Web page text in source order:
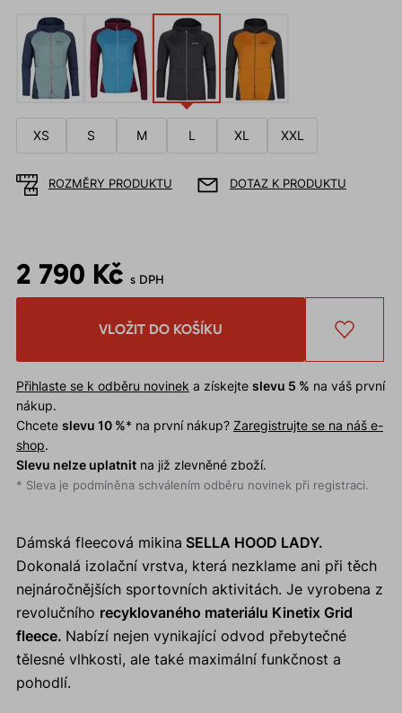
XS S M L XL XXL
ROZMĚRY PRODUKTU DOTAZ K PRODUKTU
2 790 Kč s DPH
VLOŽIT DO KOŠÍKU
Přihlaste se k odběru novinek a získejte slevu 5 % na váš první
nákup.
Chcete slevu 10 %* na první nákup? Zaregistrujte se na náš e-
shop.
Slevu nelze uplatnitna již zlevněné zboží.
* Sleva je podmíněna schválením odběru novinek při registraci.
Dámská fleecová mikina SELLA HOOD LADY.
Dokonalá izolační vrstva, která nezklame ani při těch
nejnáročnějších sportovních aktivitách. Je vyrobena z
revolučního recyklovaného materiálu Kinetix Grid
fleece. Nabízí nejen vynikající odvod přebytečné
tělesné vlhkosti, ale také maximální funkčnost a
pohodlí.